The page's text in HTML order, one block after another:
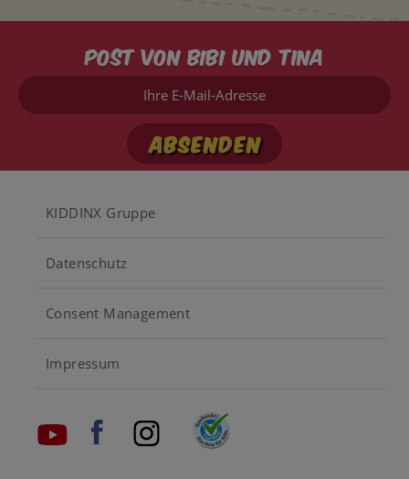
Post von Bibi und Tina
Ihre
Mail-
Footer
KIDDINX Gruppe
Datenschutz
Consent Management
Impressum
Social